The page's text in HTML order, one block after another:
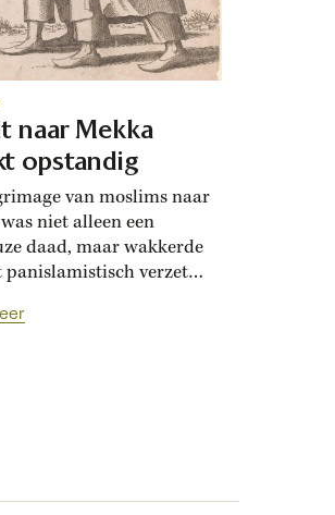
naar Mekka
opstandig
van moslims naar
niet alleen een
daad, maar wakkerde
panislamistisch verzet
koloniale machten
pelgrimsverslagen...